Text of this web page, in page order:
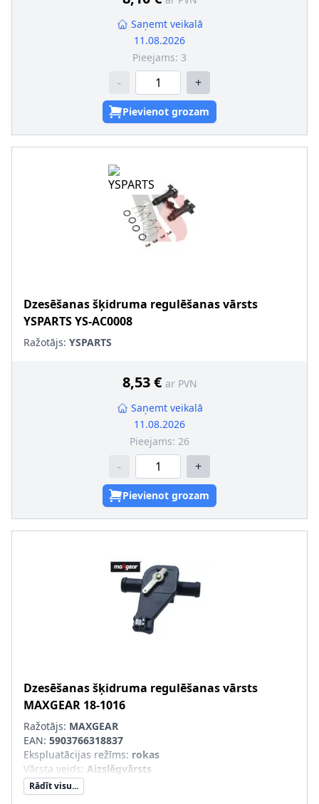
Saņemt veikalā
11.08.2026
Pieejams: 3
- +
Pievienot grozam
Dzesēšanas šķidruma regulēšanas vārsts
YSPARTSYS-AC0008
Ražotājs: YSPARTS
8,53 € ar PVN
Saņemt veikalā
11.08.2026
Pieejams: 26
- +
Pievienot grozam
Dzesēšanas šķidruma regulēšanas vārsts
MAXGEAR 18-1016
Ražotājs: MAXGEAR
EAN: 5903766318837
Ekspluatācijas režīms: rokas
Vārsta veids: Aizslēgvārsts
Rādīt visu...